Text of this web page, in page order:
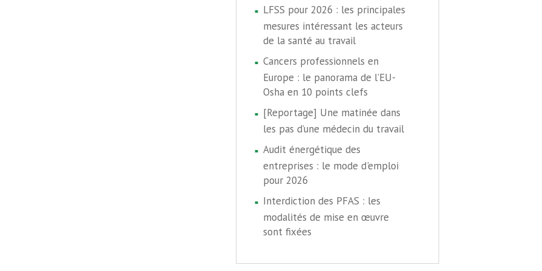
LFSS pour 2026 : les principales
mesures intéressant les acteurs
de la santé au travail
Cancers professionnels en
Europe : le panorama de l’EU-
Osha en 10 points clefs
[Reportage] Une matinée dans
les pas d’une médecin du travail
Audit énergétique des
entreprises : le mode d'emploi
pour 2026
Interdiction des PFAS : les
modalités de mise en œuvre
sont fixées